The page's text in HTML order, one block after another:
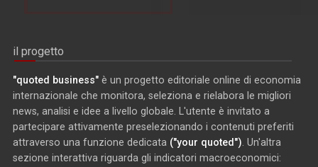
il progetto
"quoted business" è un progetto editoriale online di economia
internazionale che monitora, seleziona e rielabora le migliori
news, analisi e idee a livello globale. L'utente è invitato a
partecipare attivamente preselezionando i contenuti preferiti
attraverso una funzione dedicata ("your quoted") . Un'altra
sezione interattiva riguarda gli indicatori macroeconomici: